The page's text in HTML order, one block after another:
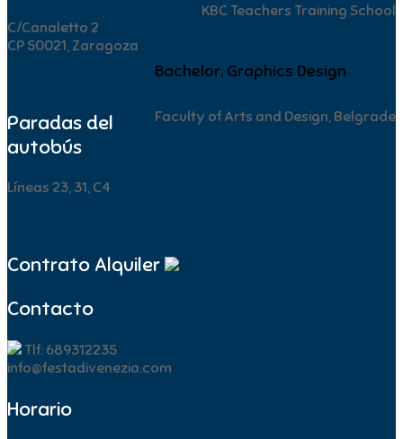
KBC Teachers Training School
Bachelor, Graphics Design
Faculty of Arts and Design, Belgrade
C/Canaletto 2
CP 50021, Zaragoza
Paradas del
autobús
Líneas 23, 31, C4
Contrato Alquiler
Contacto
Tlf: 689312235
info@festadivenezia.com
Horario